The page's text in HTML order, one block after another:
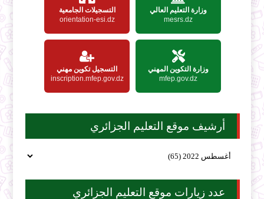
وزارة التعليم العالي
mesrs.dz
التسجيلات الجامعية
orientation-esi.dz
وزارة التكوين المهني
mfep.gov.dz
التسجيل تكوين مهني
inscription.mfep.gov.dz
أرشيف موقع التعليم الجزائري
عدد زيارات موقع التعليم الجزائري